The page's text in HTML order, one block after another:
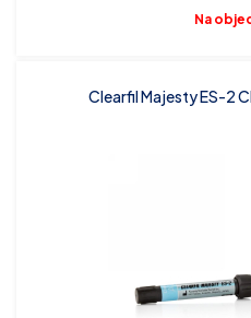
Na
Clearfil Majesty ES-2